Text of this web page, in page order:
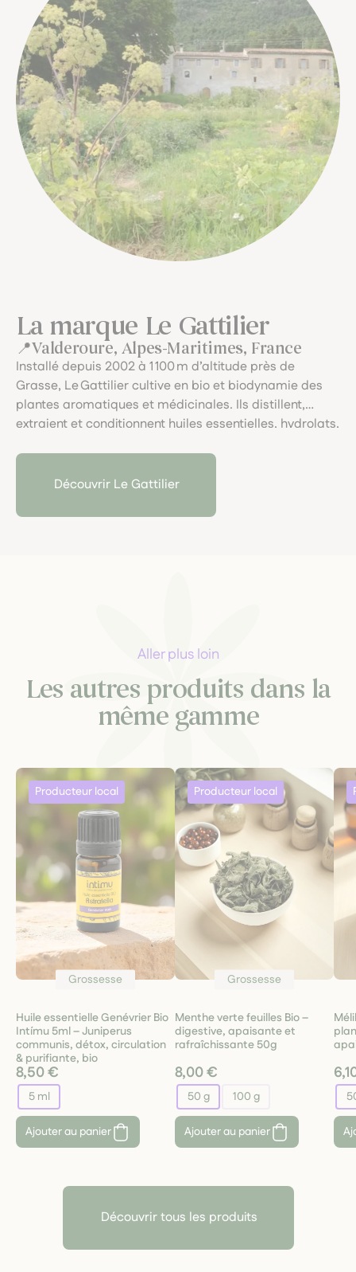
La marque Le Gattilier
Valderoure, Alpes-Maritimes, France
Installé depuis 2002 à 1 100 m d’altitude près de
Grasse, Le Gattilier cultive en bio et biodynamie des
plantes aromatiques et médicinales. Ils distillent,
extraient et conditionnent huiles essentielles, hydrolats,
approche artisanale, sensorielle et exigeante.
Découvrir Le Gattilier
Aller plus loin
Les autres produits dans la
même gamme
Grossesse
Huile essentielle Genévrier Bio
Intímu 5ml – Juniperus
communis, détox, circulation
& purifiante, bio
8,50 €
5 ml
Ajouter au panier
Grossesse
Menthe verte feuilles Bio –
digestive, apaisante et
rafraîchissante 50g
8,00 €
50 g 100 g
Ajouter au panier
Découvrir tous les produits